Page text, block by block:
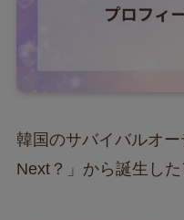
韓国のサバイバルオ
Next？」から誕生した